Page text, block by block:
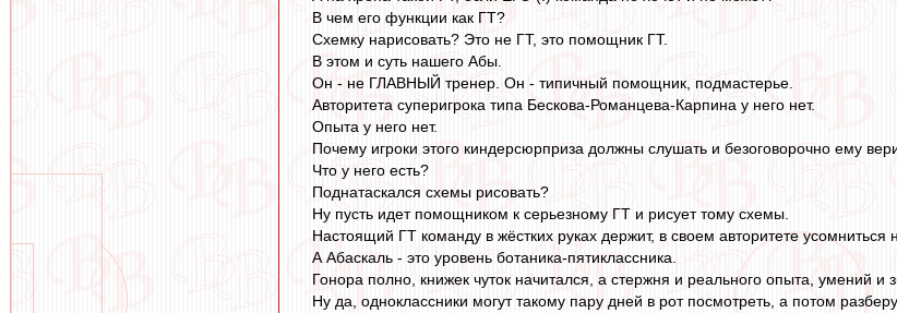
В чем его функции как ГТ?
Схемку нарисовать? Это не ГТ, это помощник ГТ.
В этом и суть нашего Абы.
Он - не ГЛАВНЫЙ тренер. Он - типичный помощник, подмастерье.
Авторитета суперигрока типа Бескова-Романцева-Карпина у него нет.
Опыта у него нет.
Почему игроки этого киндерсюрприза должны слушать и безоговорочно ему
Что у него есть?
Поднатаскался схемы рисовать?
Ну пусть идет помощником к серьезному ГТ и рисует тому схемы.
Настоящий ГТ команду в жёстких руках держит, в своем авторитете усомниться
А Абаскаль - это уровень ботаника-пятиклассника.
Гонора полно, книжек чуток начитался, а стержня и реального опыта, умений и
Ну да, одноклассники могут такому пару дней в рот посмотреть, а потом